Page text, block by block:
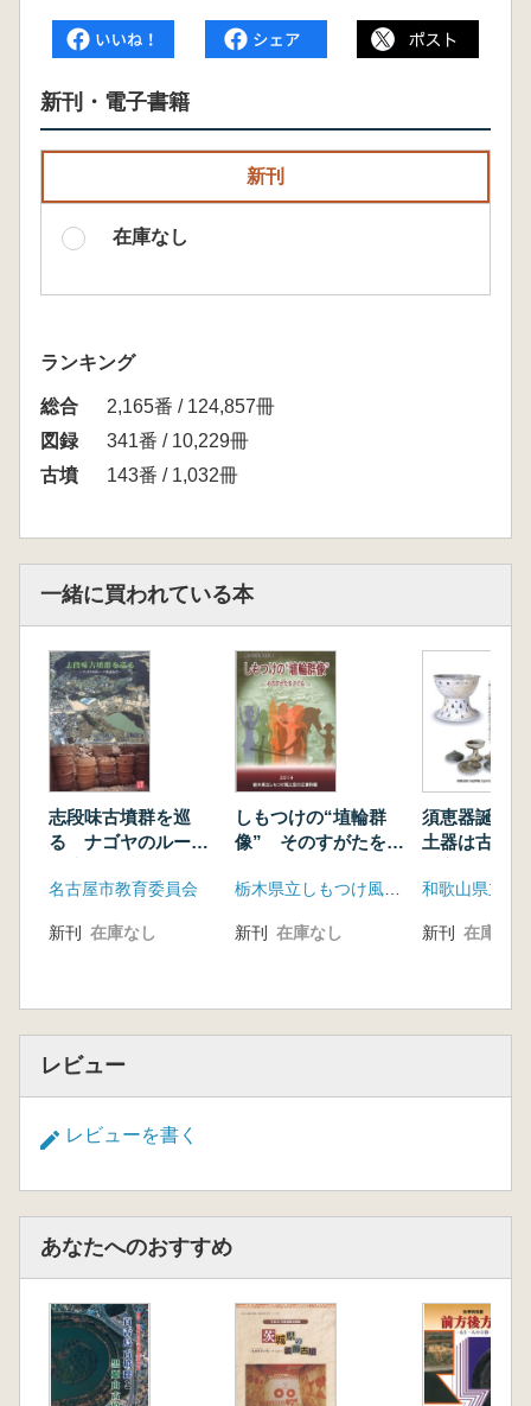
新刊・電子書籍
新刊
在庫なし
ランキング
総合
2,165番 / 124,857冊
図録
341番 / 10,229冊
古墳
143番 / 1,032冊
一緒に買われている本
志段味古墳群を巡
る ナゴヤのルーツ
名古屋市教育委員会
新刊 在庫なし
しもつけの“埴輪群
像” そのすがたをさ
栃木県立しもつけ風土記の丘資料館
新刊 在庫なし
須恵器誕生
土器は古墳
新刊 在庫なし
レビュー
レビューを書く
あなたへのおすすめ